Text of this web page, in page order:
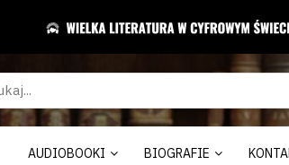
AUDIOBOOKI BIOGRAFIE